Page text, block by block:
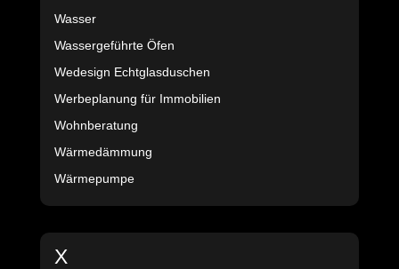
Wasser
Wassergeführte Öfen
Wedesign Echtglasduschen
Werbeplanung für Immobilien
Wohnberatung
Wärmedämmung
Wärmepumpe
X